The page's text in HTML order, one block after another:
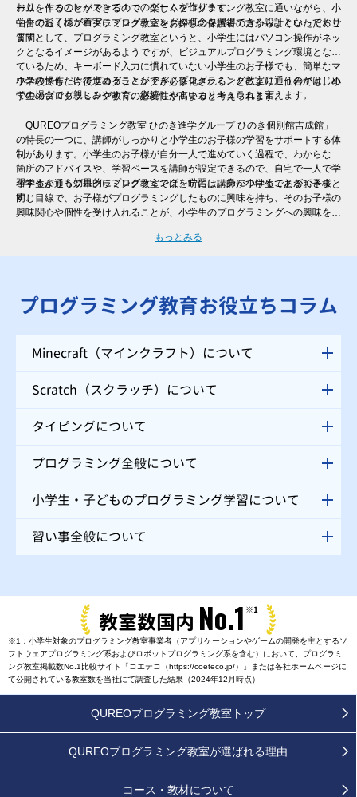
おり、１つのレッスンで１つのゲームを作ります。
ームを作ることができるので、楽しくプログラミング教室に通いながら、小
学生のお子様が着実にプログラミングの概念を習得できる設計となっており
ます。
仙台で近くのプログラミング教室をお探しの保護者の方からよくいただくご
質問として、プログラミング教室というと、小学生にはパソコン操作がネッ
クとなるイメージがあるようですが、ビジュアルプログラミング環境となっ
ているため、キーボード入力に慣れていない小学生のお子様でも、簡単なマ
ウスの操作だけで進めることができ、プログラミング教室に通うのがはじめ
ての場合でも親しみやすく、継続しやすいカリキュラムと言えます。
小学校でも、今後プログラミングが必修化されることにより、仙台でも、小
学生のプログラミング教育の必要性が高まると考えられます。
「QUREOプログラミング教室 ひのき進学グループ ひのき個別館吉成館」
の特長の一つに、講師がしっかりと小学生のお子様の学習をサポートする体
制があります。小学生のお子様が自分一人で進めていく過程で、わからない
箇所のアドバイスや、学習ペースを講師が設定できるので、自宅で一人で学
習するよりも効果的にプログラミングを学習し、身につけることができま
す。
小学生が通うプログラミング教室では、時には講師が小学生であるお子様と
同じ目線で、お子様がプログラミングしたものに興味を持ち、そのお子様の
興味関心や個性を受け入れることが、小学生のプログラミングへの興味を継
度に合わせた個別指導を行う「QUREOプログラミング教室 ひのき進学グル
もっとみる
プログラミング教育お役立ちコラム
Minecraft（マインクラフト）について
Scratch（スクラッチ）について
タイピングについて
プログラミング全般について
小学生・子どものプログラミング学習について
習い事全般について
教室数国内 No.1 ※1
※1：小学生対象のプログラミング教室事業者（アプリケーションやゲームの開発を主とするソ
フトウェアプログラミング系およびロボットプログラミング系を含む）において、プログラミ
ング教室掲載数No.1比較サイト「コエテコ（https://coeteco.jp/）」または各社ホームページに
て公開されている教室数を当社にて調査した結果（2024年12月時点）
QUREOプログラミング教室トップ
QUREOプログラミング教室が選ばれる理由
コース・教材について